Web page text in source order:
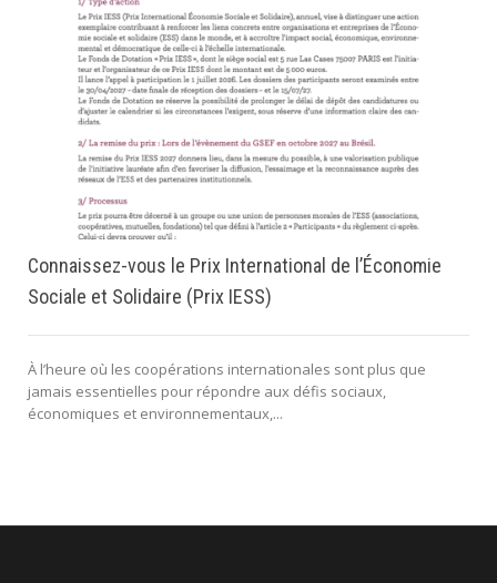
Connaissez-vous le Prix International de l’Économie
Sociale et Solidaire (Prix IESS)
À l’heure où les coopérations internationales sont plus que
jamais essentielles pour répondre aux défis sociaux,
économiques et environnementaux,...